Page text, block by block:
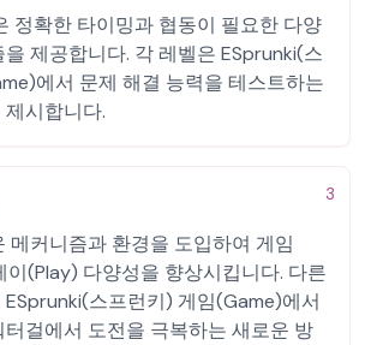
정확한 타이밍과 협동이 필요한 다양
제공합니다. 각 레벨은 ESprunki(스
에서 문제 해결 능력을 테스트하는
시합니다.
3
메커니즘과 환경을 도입하여 게임
(Play) 다양성을 향상시킵니다. 다른
스프런키) 게임(Game)에서
걸에서 도전을 극복하는 새로운 방